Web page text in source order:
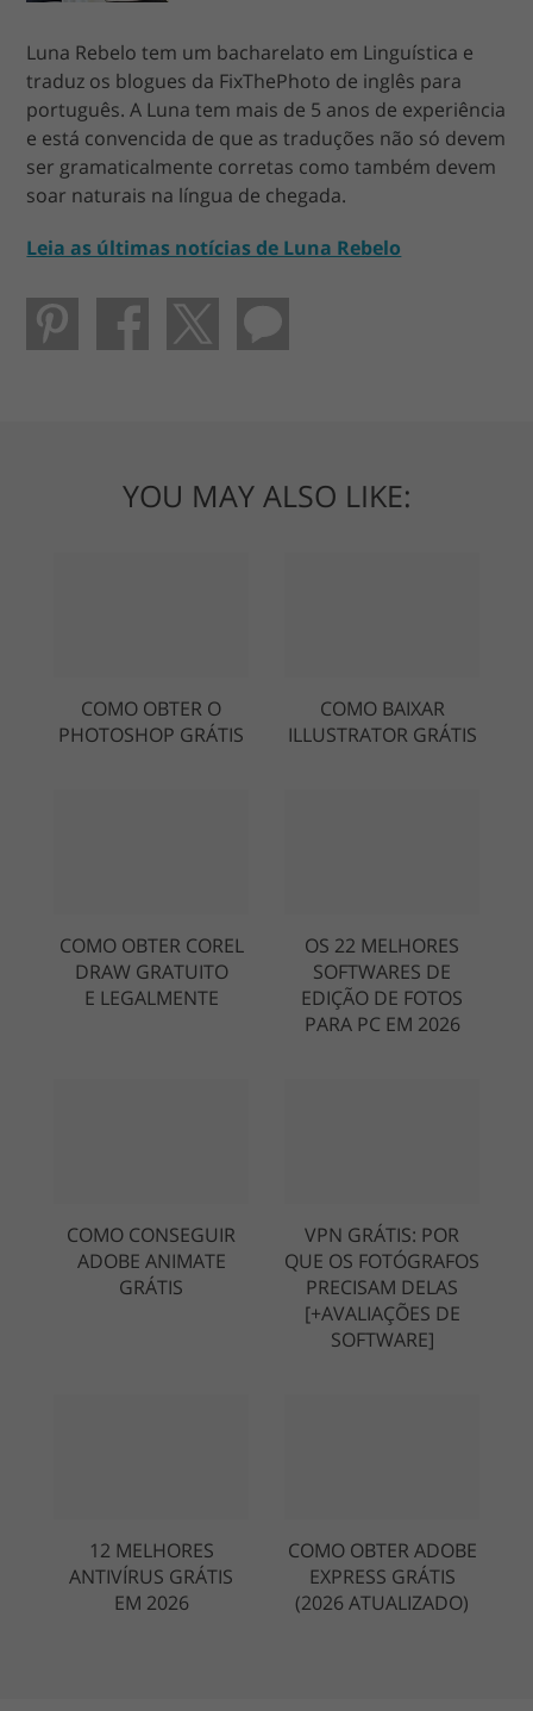
Luna Rebelo tem um bacharelato em Linguística e
traduz os blogues da FixThePhoto de inglês para
português. A Luna tem mais de 5 anos de experiência
e está convencida de que as traduções não só devem
ser gramaticalmente corretas como também devem
soar naturais na língua de chegada.
Leia as últimas notícias de Luna Rebelo
YOU MAY ALSO LIKE:
COMO OBTER O
PHOTOSHOP GRÁTIS
COMO BAIXAR
ILLUSTRATOR GRÁTIS
COMO OBTER COREL
DRAW GRATUITO
E LEGALMENTE
OS 22 MELHORES
SOFTWARES DE
EDIÇÃO DE FOTOS
PARA PC EM 2026
COMO CONSEGUIR
ADOBE ANIMATE
GRÁTIS
VPN GRÁTIS: POR
QUE OS FOTÓGRAFOS
PRECISAM DELAS
[+AVALIAÇÕES DE
SOFTWARE]
12 MELHORES
ANTIVÍRUS GRÁTIS
EM 2026
COMO OBTER ADOBE
EXPRESS GRÁTIS
(2026 ATUALIZADO)